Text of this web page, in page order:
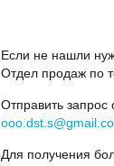
Если не нашли
Отдел продаж по
Отправить
Для получения